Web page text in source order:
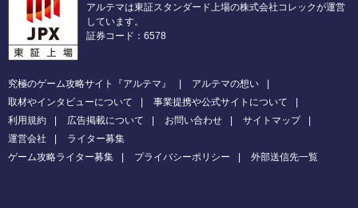
アルテマは東証スタンダード上場の株式会社コレックが運営
しています。
証券コード：6578
究極のゲーム攻略サイト『アルテマ』
アルテマの想い
取材やインタビューについて
事業提携や公式サイトについて
利用規約
広告掲載について お問い合わせ
サイトマップ
運営会社
ライター募集
ゲーム攻略ライター募集
プライバシーポリシー 外部送信先一覧